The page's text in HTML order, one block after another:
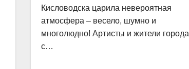
Кисловодска царила невероятная
атмосфера – весело, шумно и
многолюдно! Артисты и жители города
с…